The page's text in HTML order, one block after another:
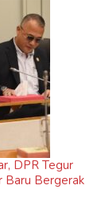
DPR Tegur
Baru Bergerak